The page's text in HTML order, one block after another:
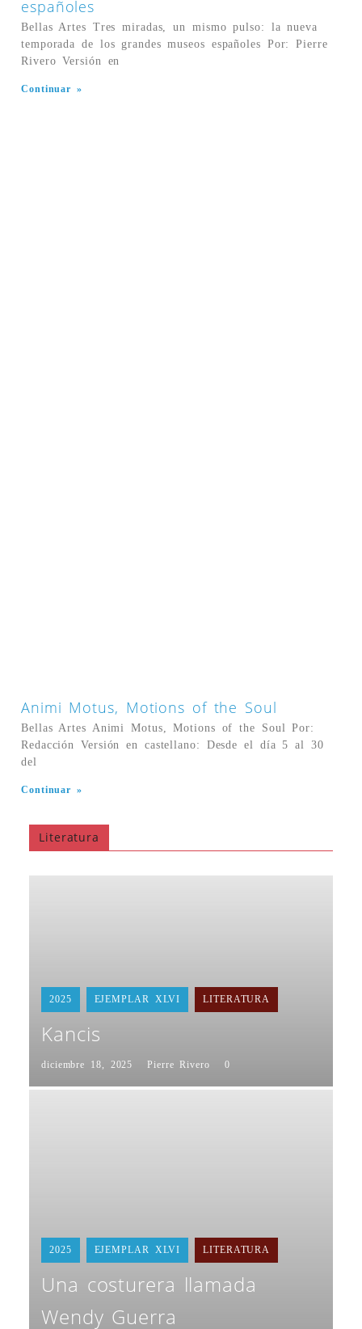
españoles
Bellas Artes Tres miradas, un mismo pulso: la nueva
temporada de los grandes museos españoles Por: Pierre
Rivero Versión en
Continuar »
Animi Motus, Motions of the Soul
Bellas Artes Animi Motus, Motions of the Soul Por:
Redacción Versión en castellano: Desde el día 5 al 30
del
Continuar »
Literatura
2025 EJEMPLAR XLVI LITERATURA
Kancis
diciembre 18, 2025 Pierre Rivero 0
2025 EJEMPLAR XLVI LITERATURA
Una costurera llamada
Wendy Guerra